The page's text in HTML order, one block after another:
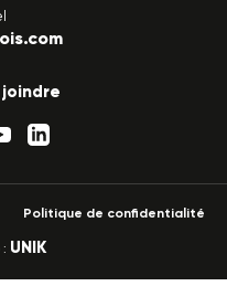
joindre
Politique de confidentialité
UNIK